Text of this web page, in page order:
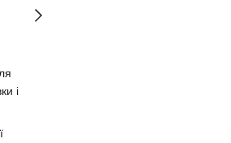
і